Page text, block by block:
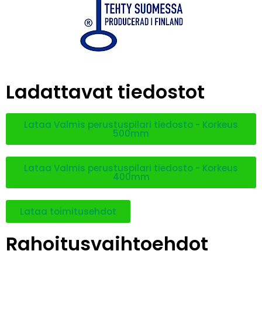
Ladattavat tiedostot
Lataa Valmis perustuspilari tiedosto - Korkeus
500mm
Lataa Valmis perustuspilari tiedosto - Korkeus
400mm
Lataa toimitusehdot
Rahoitusvaihtoehdot